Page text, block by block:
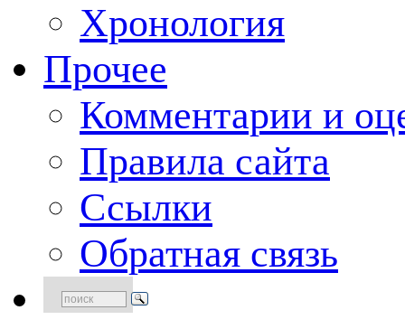
Хронология
Прочее
Комментарии и
Правила сайта
Ссылки
Обратная связь